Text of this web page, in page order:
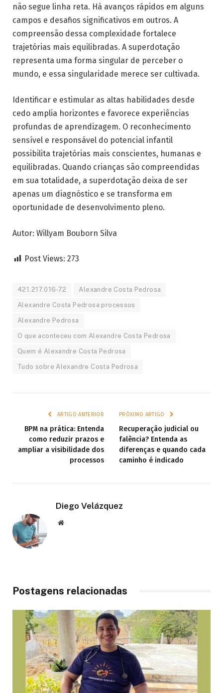
não segue linha reta. Há avanços rápidos em alguns
campos e desafios significativos em outros. A
compreensão dessa complexidade fortalece
trajetórias mais equilibradas. A superdotação
representa uma forma singular de perceber o
mundo, e essa singularidade merece ser cultivada.
Identificar e estimular as altas habilidades desde
cedo amplia horizontes e favorece experiências
profundas de aprendizagem. O reconhecimento
sensível e responsável do potencial infantil
possibilita trajetórias mais conscientes, humanas e
equilibradas. Quando crianças são compreendidas
em sua totalidade, a superdotação deixa de ser
apenas um diagnóstico e se transforma em
oportunidade de desenvolvimento pleno.
Autor: Willyam Bouborn Silva
Post Views: 273
421.217.016-72 Alexandre Costa Pedrosa
Alexandre Costa Pedrosa processos
Alexandre Pedrosa
O que aconteceu com Alexandre Costa Pedrosa
Quem é Alexandre Costa Pedrosa
Tudo sobre Alexandre Costa Pedrosa
ARTIGO ANTERIOR
BPM na prática: Entenda
como reduzir prazos e
ampliar a visibilidade dos
processos
PRÓXIMO ARTIGO
Recuperação judicial ou
falência? Entenda as
diferenças e quando cada
caminho é indicado
Diego Velázquez
Website
Postagens relacionadas